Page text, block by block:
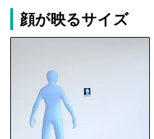
顔が映るサイズ